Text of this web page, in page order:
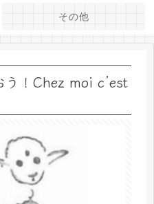
その他
！Chez moi c’est